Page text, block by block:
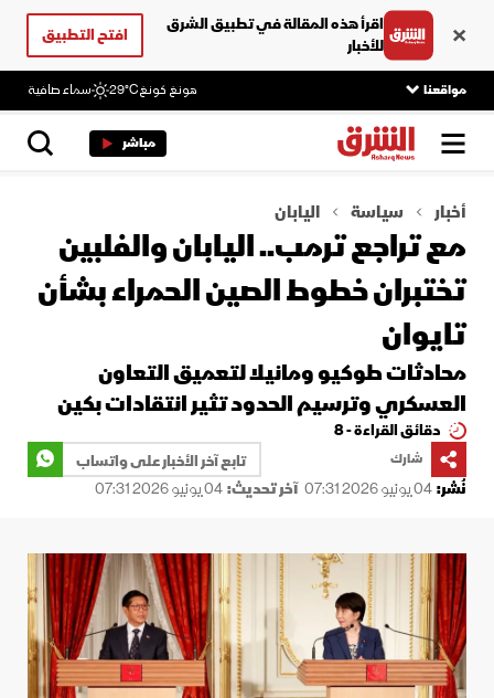
اقرأ هذه المقالة في تطبيق الشرق
للأخبار
افتح التطبيق
مواقعنا هونغ كونغ29°C سماء صافية
مباشر
أخبار سياسة اليابان
مع تراجع ترمب.. اليابان والفلبين
تختبران خطوط الصين الحمراء بشأن
تايوان
محادثات طوكيو ومانيلا لتعميق التعاون
العسكري وترسيم الحدود تثير انتقادات بكين
دقائق القراءة - 8
شارك
تابع آخر الأخبار على واتساب
نُشر:04 يونيو 2026 07:31 آخر تحديث:04 يونيو 2026 07:31